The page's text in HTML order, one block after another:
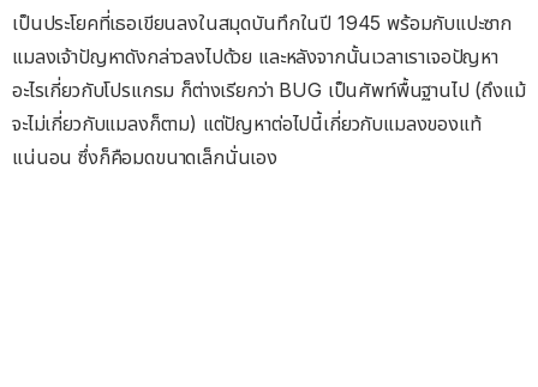
เป็นประโยคที่เธอเขียนลงในสมุดบันทึกในปี 1945 พร้อมกับแปะซาก
แมลงเจ้าปัญหาดังกล่าวลงไปด้วย และหลังจากนั้นเวลาเราเจอปัญหา
อะไรเกี่ยวกับโปรแกรม ก็ต่างเรียกว่า BUG เป็นศัพท์พื้นฐานไป (ถึงแม้
จะไม่เกี่ยวกับแมลงก็ตาม) แต่ปัญหาต่อไปนี้เกี่ยวกับแมลงของแท้
แน่นอน ซึ่งก็คือมดขนาดเล็กนั่นเอง